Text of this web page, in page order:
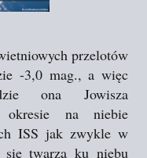
przelotów
-3,0 mag., a więc
ona Jowisza
okresie na niebie
ISS jak zwykle w
się twarzą ku niebu